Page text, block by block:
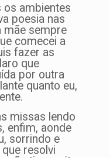
os ambientes
poesia nas
mãe sempre
comecei a
fazer as
que
por outra
quanto eu,
missas lendo
enfim, aonde
sorrindo e
resolvi